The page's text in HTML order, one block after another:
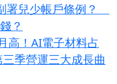
署兒少帳戶條例？
？
高！AI電子材料占
季營運三大成長曲